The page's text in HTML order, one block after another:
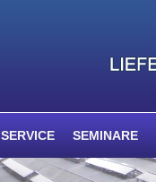
SERVICE SEMINARE